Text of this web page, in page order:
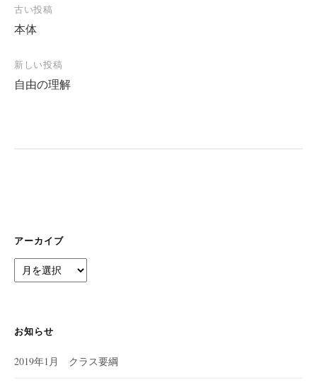
投
稿
ナ
ビ
ゲ
古い投稿
本体
新しい投稿
自由の理解
アーカイブ
ー
ブ
お知らせ
2019年1月 クラス要綱